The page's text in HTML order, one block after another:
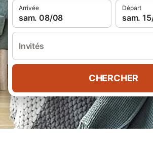
Arrivée
sam. 08/08
Départ
sam.
Invités
CHERCHER